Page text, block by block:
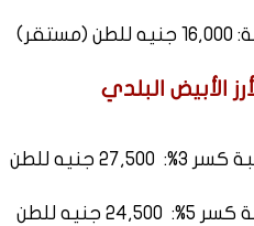
الأبيض البلدي
جنيه للطن
جنيه للطن